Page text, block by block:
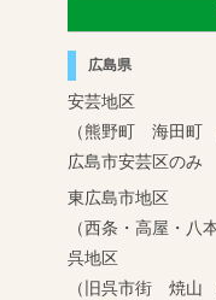
広島県
安芸地区
（熊野町 海田町
広島市安芸区のみ
東広島市地区
（西条・高屋・八
呉地区
（旧呉市街 焼